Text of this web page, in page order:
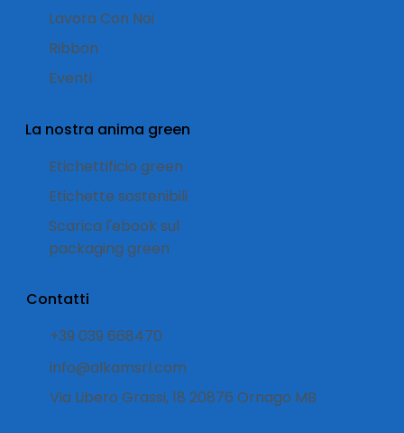
Lavora Con Noi
Ribbon
Eventi
La nostra anima green
Etichettificio green
Etichette sostenibili
Scarica l'ebook sul
packaging green
Contatti
+39 039 668470
info@alkamsrl.com
Via Libero Grassi, 18 20876 Ornago MB